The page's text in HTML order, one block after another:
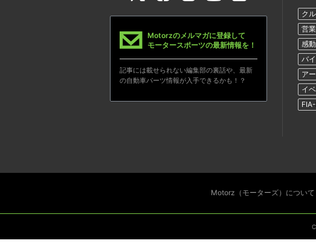
ク
営
感動
バ
ア
イ
Motorzのメルマガに登録して
モータースポーツの最新情報を！
記事には載せられない編集部の裏話や、最新
の自動車パーツ情報が入手できるかも！？
Motorz（モーターズ）について